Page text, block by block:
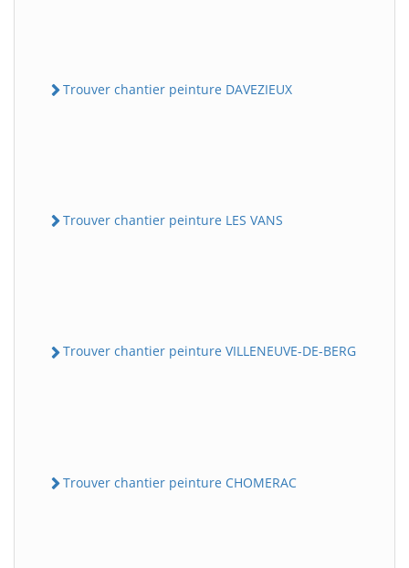
Trouver chantier peinture DAVEZIEUX
Trouver chantier peinture LES VANS
Trouver chantier peinture VILLENEUVE-DE-BERG
Trouver chantier peinture CHOMERAC